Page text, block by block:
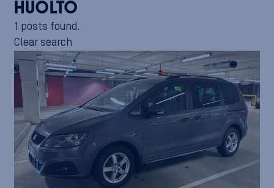
HUOLTO
1 posts found.
Clear search